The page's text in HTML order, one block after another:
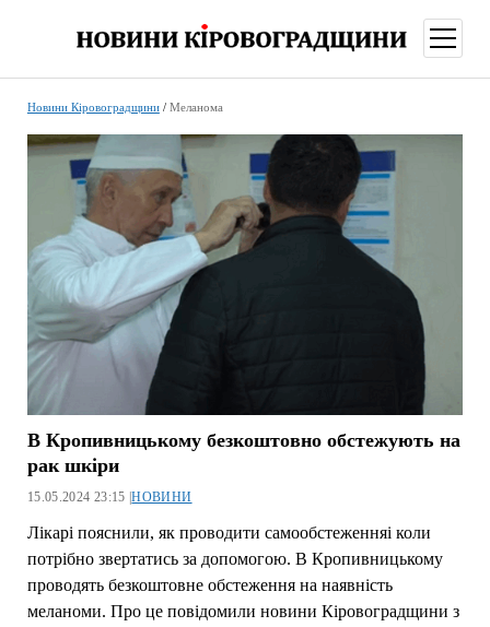
меню
Новини Кіровоградщини/ Меланома
В Кропивницькому безкоштовно обстежують на
рак шкіри
15.05.2024 23:15 |НОВИНИ
Лікарі пояснили, як проводити самообстеженняі коли
потрібно звертатись за допомогою. В Кропивницькому
проводять безкоштовне обстеження на наявність
меланоми. Про це повідомили новини Кіровоградщини з